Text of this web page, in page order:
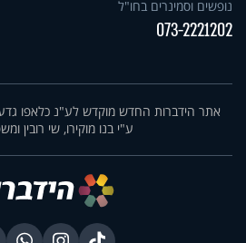
נופשים וסמינרים בחו"ל
073-2221202
אתר הידברות החדש מוקדש לע"נ כלאפו
ע"י בנו מוקירו, שי רובין